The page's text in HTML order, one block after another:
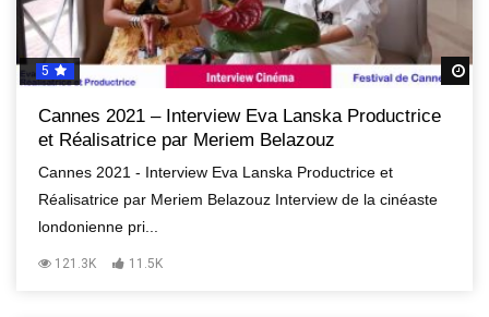
5
Cannes 2021 – Interview Eva Lanska Productrice
et Réalisatrice par Meriem Belazouz
Cannes 2021 - Interview Eva Lanska Productrice et
Réalisatrice par Meriem Belazouz Interview de la cinéaste
londonienne pri...
121.3K 11.5K